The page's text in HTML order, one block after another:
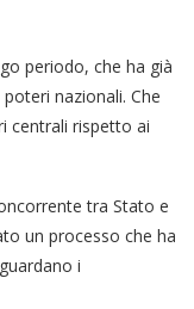
periodo, che ha già
nazionali. Che
centrali rispetto ai
tra Stato e
un processo che ha
i